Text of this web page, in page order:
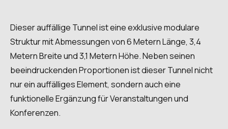
Dieser auffällige Tunnel ist eine exklusive modulare
Struktur mit Abmessungen von 6 Metern Länge, 3,4
Metern Breite und 3,1 Metern Höhe. Neben seinen
beeindruckenden Proportionen ist dieser Tunnel nicht
nur ein auffälliges Element, sondern auch eine
funktionelle Ergänzung für Veranstaltungen und
Konferenzen.